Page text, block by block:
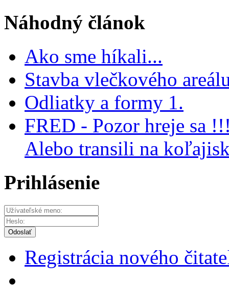
Náhodný článok
Ako sme híkali...
Stavba vlečkového
Odliatky a formy 1.
FRED - Pozor hreje sa
Alebo transili na
Prihlásenie
Odoslať
Registrácia nového